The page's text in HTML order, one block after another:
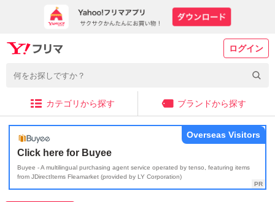
ログイン
カテゴリから探す ブランドから探す
Click here for Buyee
Buyee - A multilingual purchasing agent service operated by tenso, featuring items
from JDirectItems Fleamarket (provided by LY Corporation)
Overseas Visitors